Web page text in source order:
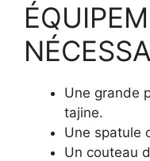
Une grande
tajine.
Une spatule
Un couteau